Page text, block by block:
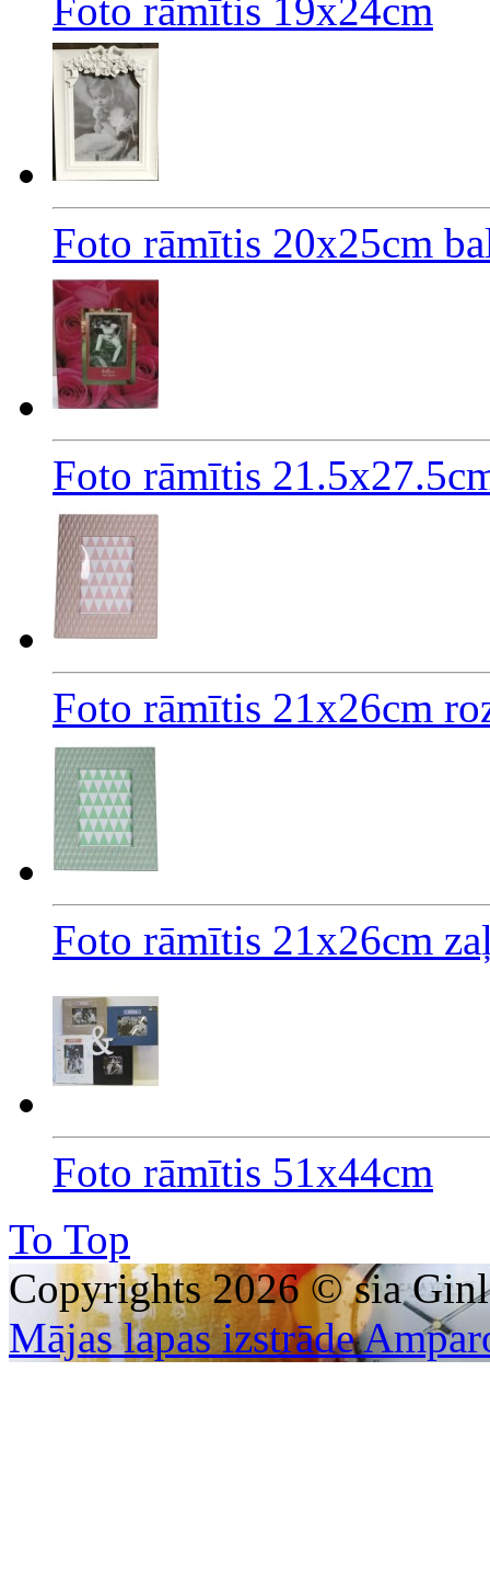
Foto rāmītis 19x24cm
Foto rāmītis 20x25cm
Foto rāmītis
Foto rāmītis 21x26cm
Foto rāmītis 21x26cm
Foto rāmītis 51x44cm
To Top
Copyrights 2026 © sia
Mājas lapas izstrāde